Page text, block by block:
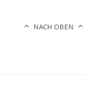
NACH OBEN